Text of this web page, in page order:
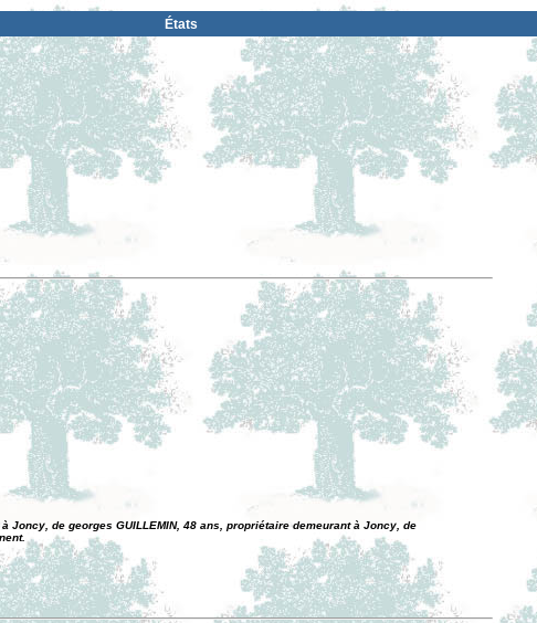
États
Joncy, de georges GUILLEMIN, 48 ans, propriétaire demeurant à Joncy, de